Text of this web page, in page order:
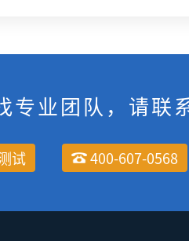
专业团队，请联
试 400-607-0568